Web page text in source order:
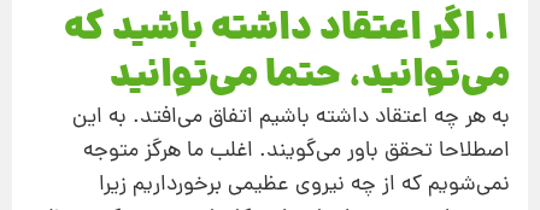
1. اگر اعتقاد داشته باشید که
می‌توانید، حتما می‌توانید
به هر چه اعتقاد داشته باشیم اتفاق می‌افتد. به این
اصطلاحا تحقق باور می‌گویند. اغلب ما هرگز متوجه
نمی‌شویم که از چه نیروی عظیمی برخورداریم زیرا